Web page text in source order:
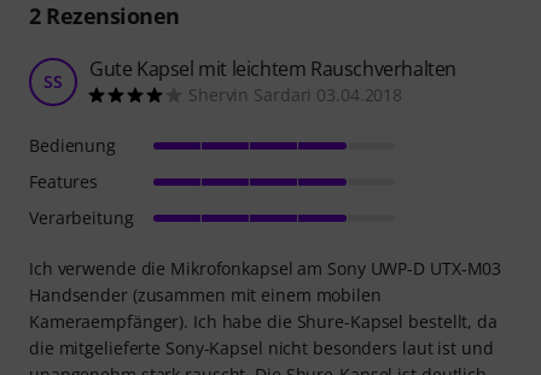
2Rezensionen
SS Gute Kapsel mit leichtem Rauschverhalten
Shervin Sardari 03.04.2018
Ich verwende die Mikrofonkapsel am Sony UWP-D UTX-M03
Handsender (zusammen mit einem mobilen
Kameraempfänger). Ich habe die Shure-Kapsel bestellt, da
die mitgelieferte Sony-Kapsel nicht besonders laut ist und
Bedienung
Features
Verarbeitung